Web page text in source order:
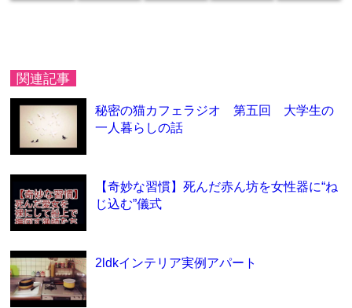
関連記事
秘密の猫カフェラジオ 第五回 大学生の
一人暮らしの話
【奇妙な習慣】死んだ赤ん坊を女性器に“ね
じ込む”儀式
2ldkインテリア実例アパート